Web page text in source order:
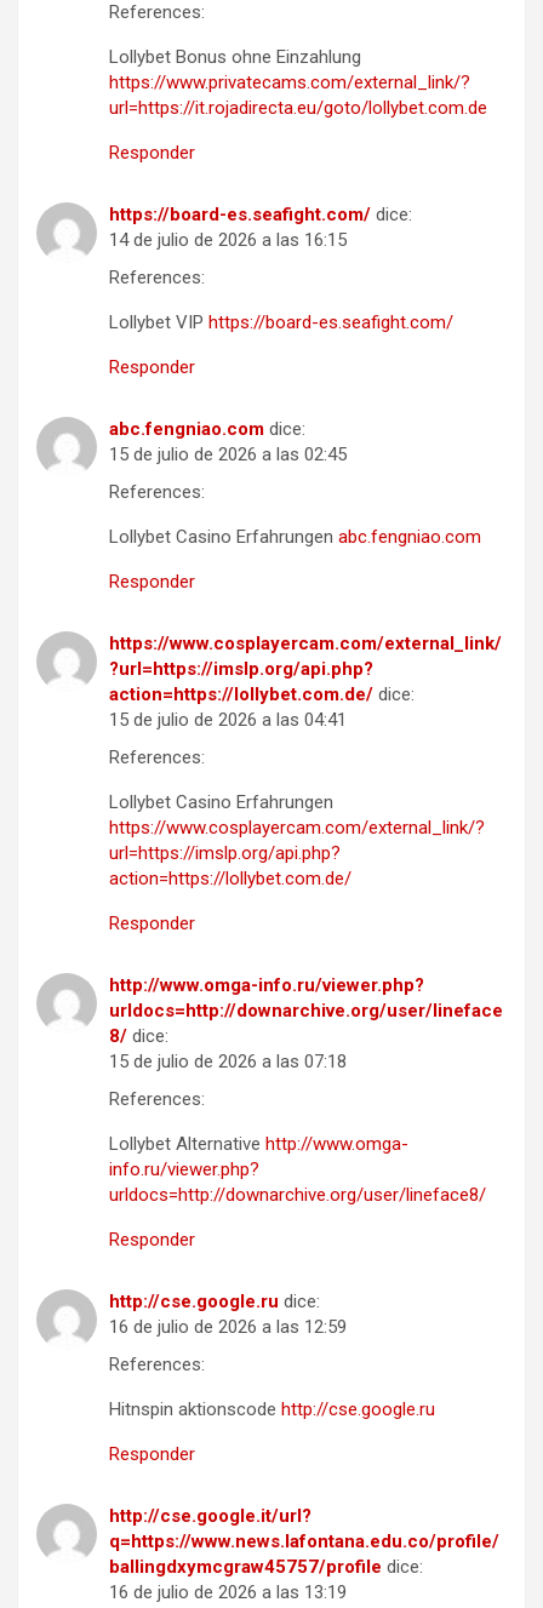
References:
Lollybet Bonus ohne Einzahlung
https://www.privatecams.com/external_link/?
url=https://it.rojadirecta.eu/goto/lollybet.com.de
Responder
https://board-es.seafight.com/ dice:
14 de julio de 2026 a las 16:15
References:
Lollybet VIP https://board-es.seafight.com/
Responder
abc.fengniao.com dice:
15 de julio de 2026 a las 02:45
References:
Lollybet Casino Erfahrungen abc.fengniao.com
Responder
https://www.cosplayercam.com/external_link/
?url=https://imslp.org/api.php?
action=https://lollybet.com.de/ dice:
15 de julio de 2026 a las 04:41
References:
Lollybet Casino Erfahrungen
https://www.cosplayercam.com/external_link/?
url=https://imslp.org/api.php?
action=https://lollybet.com.de/
Responder
http://www.omga-info.ru/viewer.php?
urldocs=http://downarchive.org/user/lineface
8/ dice:
15 de julio de 2026 a las 07:18
References:
Lollybet Alternative http://www.omga-
info.ru/viewer.php?
urldocs=http://downarchive.org/user/lineface8/
Responder
http://cse.google.ru dice:
16 de julio de 2026 a las 12:59
References:
Hitnspin aktionscode http://cse.google.ru
Responder
http://cse.google.it/url?
q=https://www.news.lafontana.edu.co/profile/
ballingdxymcgraw45757/profile dice:
16 de julio de 2026 a las 13:19